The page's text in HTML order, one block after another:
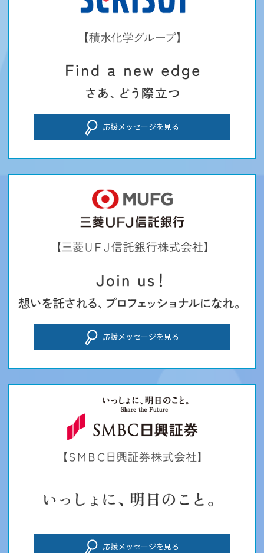
応援メッセージを見る
応援メッセージを見る
応援メッセージを見る